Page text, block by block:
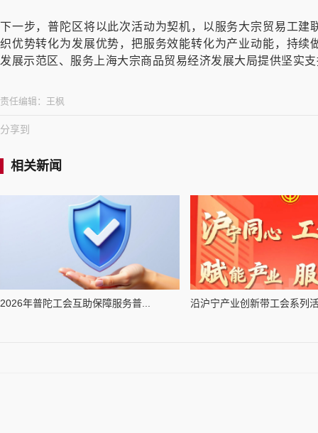
下一步，普陀区将以此次活动为契机，以服务大宗贸易工
织优势转化为发展优势，把服务效能转化为产业动能，持
发展示范区、服务上海大宗商品贸易经济发展大局提供坚实
责任编辑： 王枫
分享到
相关新闻
2026年普陀工会互助保障服务普... 沿沪宁产业创新带工会系列